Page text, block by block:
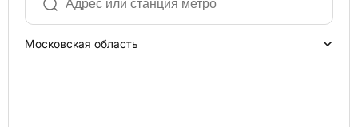
Московская область